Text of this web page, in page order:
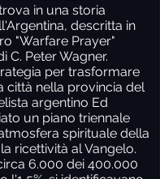
in una storia
descritta in
"Warfare Prayer"
C. Peter Wagner.
per trasformare
città nella provincia del
argentino Ed
un piano triennale
spirituale della
ricettività al Vangelo.
6.000 dei 400.000